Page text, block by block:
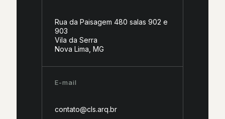
Rua da Paisagem 480 salas 902 e
903
Vila da Serra
Nova Lima, MG
E-mail
contato@cls.arq.br